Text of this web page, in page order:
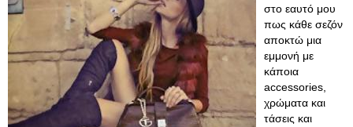
στο εαυτό μου
πως κάθε σεζόν
αποκτώ μια
εμμονή με
κάποια
accessories,
χρώματα και
τάσεις και